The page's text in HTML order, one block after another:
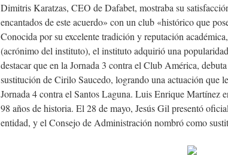
Dimitris Karatzas, CEO de Dafabet, mostraba su
encantados de este acuerdo» con un club «histórico que
Conocida por su excelente tradición y reputación
(acrónimo del instituto), el instituto adquirió una
destacar que en la Jornada 3 contra el Club América,
sustitución de Cirilo Saucedo, logrando una actuación que
Jornada 4 contra el Santos Laguna. Luis Enrique Martínez
98 años de historia. El 28 de mayo, Jesús Gil presentó
entidad, y el Consejo de Administración nombró como